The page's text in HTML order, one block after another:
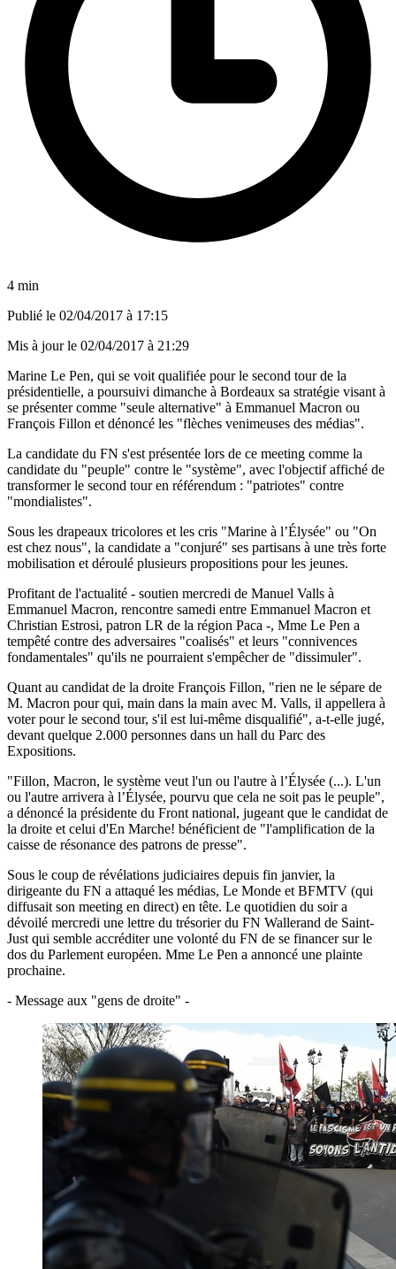
4 min
Publié le 02/04/2017 à 17:15
Mis à jour le 02/04/2017 à 21:29
Marine Le Pen, qui se voit qualifiée pour le second tour de la
présidentielle, a poursuivi dimanche à Bordeaux sa stratégie visant à
se présenter comme "seule alternative" à Emmanuel Macron ou
François Fillon et dénoncé les "flèches venimeuses des médias".
La candidate du FN s'est présentée lors de ce meeting comme la
candidate du "peuple" contre le "système", avec l'objectif affiché de
transformer le second tour en référendum : "patriotes" contre
"mondialistes".
Sous les drapeaux tricolores et les cris "Marine à l’Élysée" ou "On
est chez nous", la candidate a "conjuré" ses partisans à une très forte
mobilisation et déroulé plusieurs propositions pour les jeunes.
Profitant de l'actualité - soutien mercredi de Manuel Valls à
Emmanuel Macron, rencontre samedi entre Emmanuel Macron et
Christian Estrosi, patron LR de la région Paca -, Mme Le Pen a
tempêté contre des adversaires "coalisés" et leurs "connivences
fondamentales" qu'ils ne pourraient s'empêcher de "dissimuler".
Quant au candidat de la droite François Fillon, "rien ne le sépare de
M. Macron pour qui, main dans la main avec M. Valls, il appellera à
voter pour le second tour, s'il est lui-même disqualifié", a-t-elle jugé,
devant quelque 2.000 personnes dans un hall du Parc des
Expositions.
"Fillon, Macron, le système veut l'un ou l'autre à l’Élysée (...). L'un
ou l'autre arrivera à l’Élysée, pourvu que cela ne soit pas le peuple",
a dénoncé la présidente du Front national, jugeant que le candidat de
la droite et celui d'En Marche! bénéficient de "l'amplification de la
caisse de résonance des patrons de presse".
Sous le coup de révélations judiciaires depuis fin janvier, la
dirigeante du FN a attaqué les médias, Le Monde et BFMTV (qui
diffusait son meeting en direct) en tête. Le quotidien du soir a
dévoilé mercredi une lettre du trésorier du FN Wallerand de Saint-
Just qui semble accréditer une volonté du FN de se financer sur le
dos du Parlement européen. Mme Le Pen a annoncé une plainte
prochaine.
- Message aux "gens de droite" -